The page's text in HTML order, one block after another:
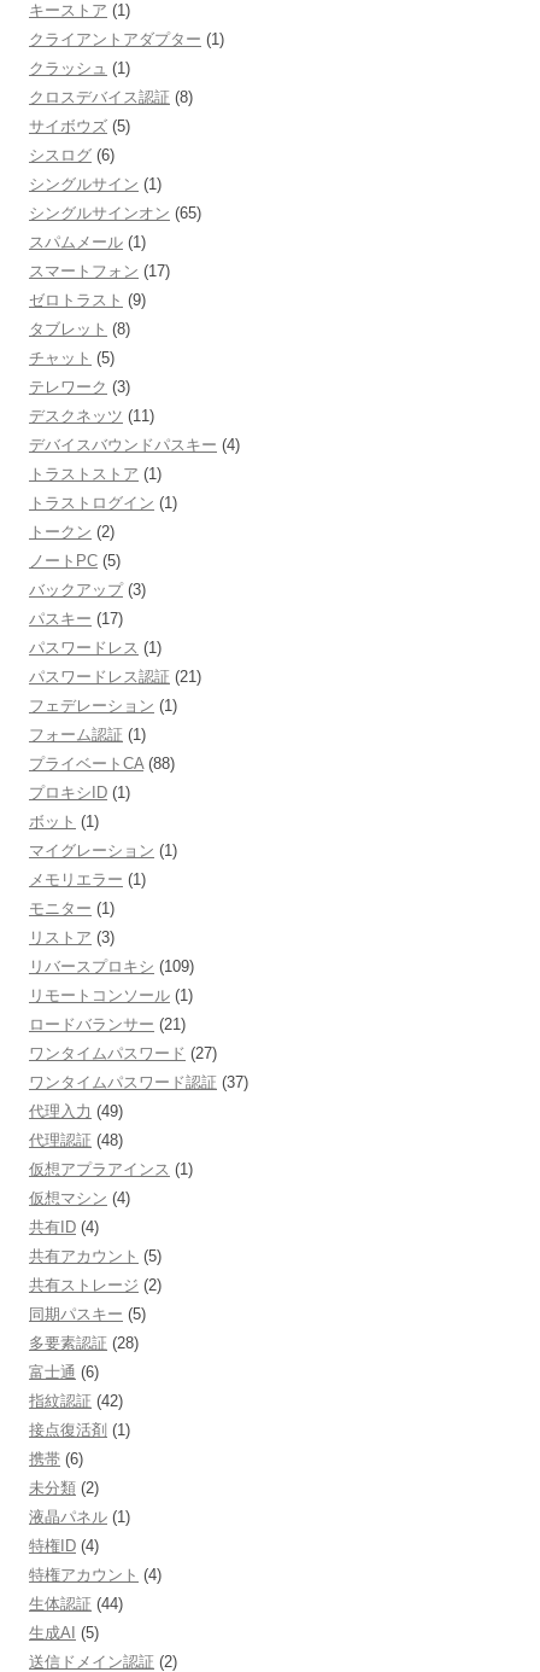
キーストア (1)
クライアントアダプター (1)
クラッシュ (1)
クロスデバイス認証 (8)
サイボウズ (5)
シスログ (6)
シングルサイン (1)
シングルサインオン (65)
スパムメール (1)
スマートフォン (17)
ゼロトラスト (9)
タブレット (8)
チャット (5)
テレワーク (3)
デスクネッツ (11)
デバイスバウンドパスキー (4)
トラストストア (1)
トラストログイン (1)
トークン (2)
ノートPC (5)
バックアップ(3)
パスキー (17)
パスワードレス (1)
パスワードレス認証 (21)
フェデレーション (1)
フォーム認証 (1)
プライベートCA(88)
プロキシID (1)
ボット (1)
マイグレーション (1)
メモリエラー (1)
モニター (1)
リストア (3)
リバースプロキシ (109)
リモートコンソール (1)
ロードバランサー (21)
ワンタイムパスワード (27)
ワンタイムパスワード認証 (37)
代理入力 (49)
代理認証 (48)
仮想アプラアインス (1)
仮想マシン (4)
共有ID (4)
共有アカウント (5)
共有ストレージ (2)
同期パスキー (5)
多要素認証 (28)
富士通 (6)
指紋認証 (42)
接点復活剤 (1)
携帯 (6)
未分類 (2)
液晶パネル (1)
特権ID (4)
特権アカウント (4)
生体認証 (44)
生成AI (5)
送信ドメイン認証 (2)